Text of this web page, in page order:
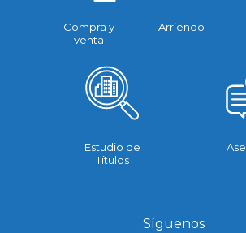
Compra y
venta
Arriendo
Estudio de
Títulos
Síguenos